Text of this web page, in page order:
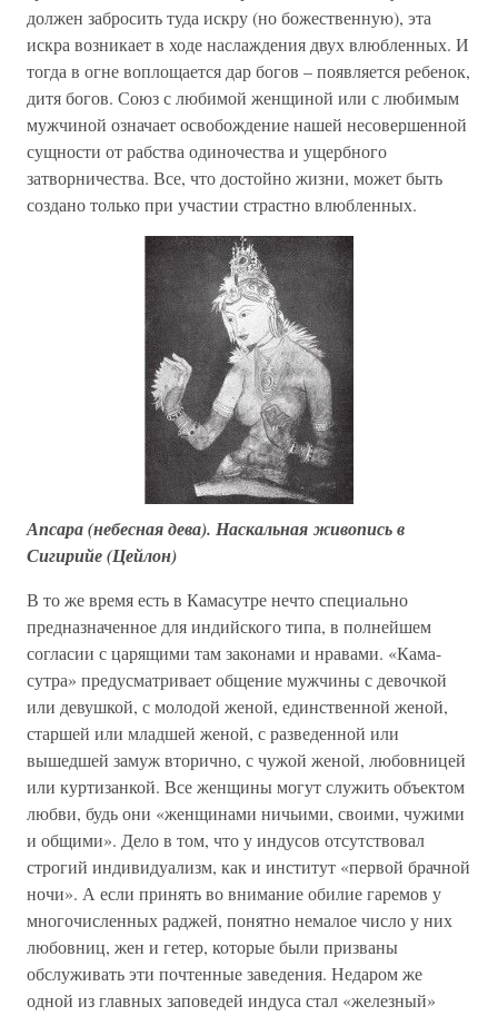
должен забросить туда искру (но божественную), эта
искра возникает в ходе наслаждения двух влюбленных. И
тогда в огне воплощается дар богов – появляется ребенок,
дитя богов. Союз с любимой женщиной или с любимым
мужчиной означает освобождение нашей несовершенной
сущности от рабства одиночества и ущербного
затворничества. Все, что достойно жизни, может быть
создано только при участии страстно влюбленных.
Апсара (небесная дева). Наскальная живопись в
Сигирийе (Цейлон)
В то же время есть в Камасутре нечто специально
предназначенное для индийского типа, в полнейшем
согласии с царящими там законами и нравами. «Кама-
сутра» предусматривает общение мужчины с девочкой
или девушкой, с молодой женой, единственной женой,
старшей или младшей женой, с разведенной или
вышедшей замуж вторично, с чужой женой, любовницей
или куртизанкой. Все женщины могут служить объектом
любви, будь они «женщинами ничьими, своими, чужими
и общими». Дело в том, что у индусов отсутствовал
строгий индивидуализм, как и институт «первой брачной
ночи». А если принять во внимание обилие гаремов у
многочисленных раджей, понятно немалое число у них
любовниц, жен и гетер, которые были призваны
обслуживать эти почтенные заведения. Недаром же
одной из главных заповедей индуса стал «железный»